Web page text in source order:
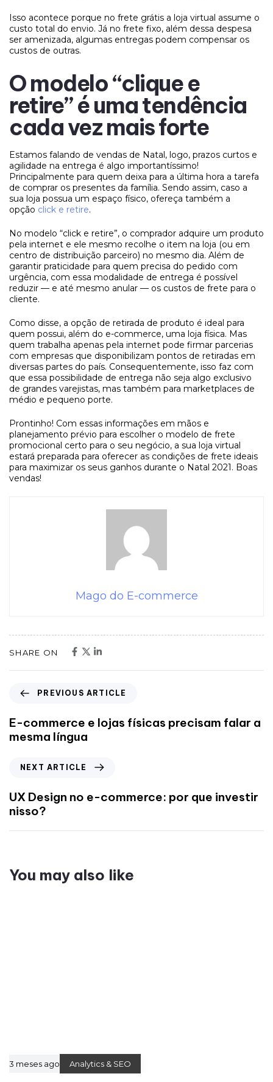
Isso acontece porque no frete grátis a loja virtual assume o
custo total do envio. Já no frete fixo, além dessa despesa
ser amenizada, algumas entregas podem compensar os
custos de outras.
O modelo “clique e
retire” é uma tendência
cada vez mais forte
Estamos falando de vendas de Natal, logo, prazos curtos e
agilidade na entrega é algo importantíssimo!
Principalmente para quem deixa para a última hora a tarefa
de comprar os presentes da família. Sendo assim, caso a
sua loja possua um espaço físico, ofereça também a
opção click e retire.
No modelo “click e retire”, o comprador adquire um produto
pela internet e ele mesmo recolhe o item na loja (ou em
centro de distribuição parceiro) no mesmo dia. Além de
garantir praticidade para quem precisa do pedido com
urgência, com essa modalidade de entrega é possível
reduzir — e até mesmo anular — os custos de frete para o
cliente.
Como disse, a opção de retirada de produto é ideal para
quem possui, além do e-commerce, uma loja física. Mas
quem trabalha apenas pela internet pode firmar parcerias
com empresas que disponibilizam pontos de retiradas em
diversas partes do país. Consequentemente, isso faz com
que essa possibilidade de entrega não seja algo exclusivo
de grandes varejistas, mas também para marketplaces de
médio e pequeno porte.
Prontinho! Com essas informações em mãos e
planejamento prévio para escolher o modelo de frete
promocional certo para o seu negócio, a sua loja virtual
estará preparada para oferecer as condições de frete ideais
para maximizar os seus ganhos durante o Natal 2021. Boas
vendas!
Mago do E-commerce
SHARE ON
PREVIOUS ARTICLE
E-commerce e lojas físicas precisam falar a
mesma língua
NEXT ARTICLE
UX Design no e-commerce: por que investir
nisso?
You may also like
3 meses ago Analytics & SEO